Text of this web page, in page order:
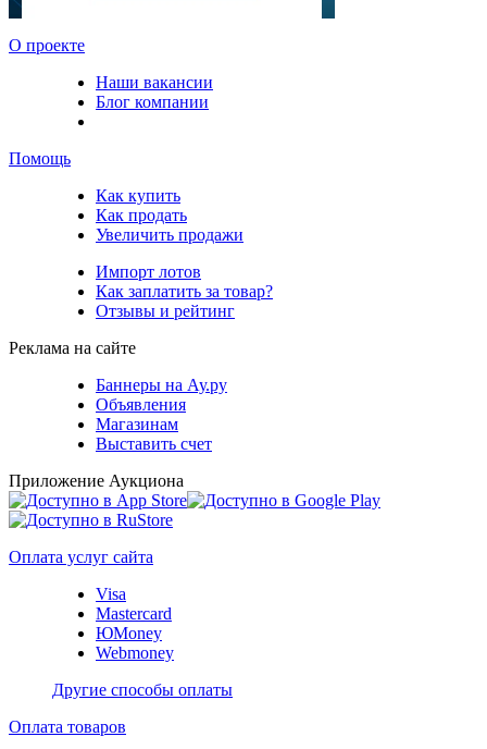
О проекте
Наши вакансии
Блог компании
Помощь
Как купить
Как продать
Увеличить продажи
Импорт лотов
Как заплатить за товар?
Отзывы и рейтинг
Реклама на сайте
Баннеры на Ау.ру
Объявления
Магазинам
Выставить счет
Приложение Аукциона
Оплата услуг сайта
Visa
Mastercard
ЮMoney
Webmoney
Другие способы оплаты
Оплата товаров